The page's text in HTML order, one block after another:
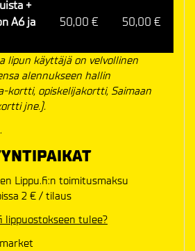
+
A6 ja
50,00 € 50,00 €
lipun käyttäjä on velvollinen
alennukseen hallin
kortti, opiskelijakortti, Saimaan
jne.).
Lippu.fi:n toimitusmaksu
2 € / tilaus
lippuostokseen tulee?